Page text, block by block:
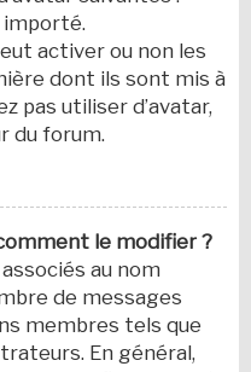
importé.
activer ou non les
dont ils sont mis à
pas utiliser d’avatar,
du forum.
le modifier ?
au nom
de messages
membres tels que
En général,